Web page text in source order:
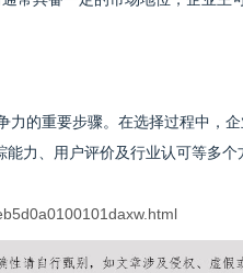
力的重要步骤。在选择过程中，
力、用户评价及行业认可等多